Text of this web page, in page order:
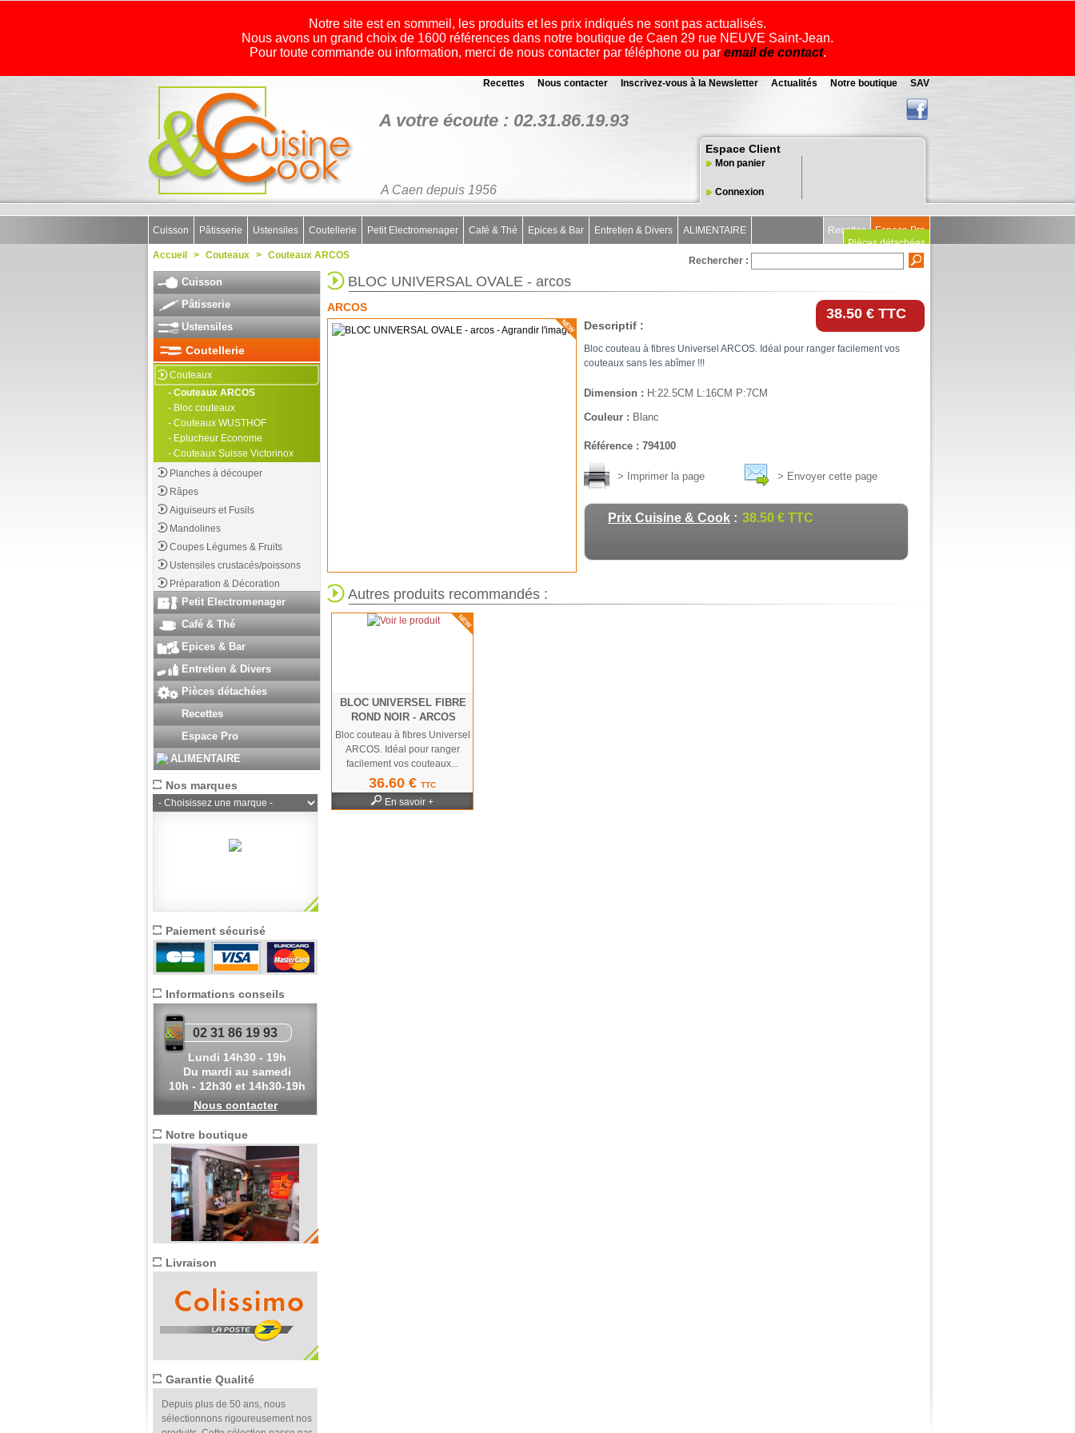
Notre site est en sommeil, les produits et les prix indiqués ne sont pas actualisés.
Nous avons un grand choix de 1600 références dans notre boutique de Caen 29 rue NEUVE Saint-Jean.
Pour toute commande ou information, merci de nous contacter par téléphone ou par email de contact.
Recettes Nous contacter Inscrivez-vous à la Newsletter Actualités Notre boutique SAV
A votre écoute : 02.31.86.19.93
A Caen depuis 1956
Espace Client
Mon panier
Connexion
Cuisson Pâtisserie Ustensiles Coutellerie Petit Electromenager Café & Thé Epices & Bar Entretien & Divers ALIMENTAIRE Espace Pro
Recettes
Pièces détachées
Accueil
> Couteaux > Couteaux ARCOS
Cuisson
Pâtisserie
Ustensiles
Coutellerie
Couteaux
- Couteaux ARCOS
- Bloc couteaux
- Couteaux WUSTHOF
- Eplucheur Econome
- Couteaux Suisse Victorinox
Planches à découper
Râpes
Aiguiseurs et Fusils
Mandolines
Coupes Légumes & Fruits
Ustensiles crustacés/poissons
Préparation & Décoration
Petit Electromenager
Café & Thé
Epices & Bar
Entretien & Divers
Pièces détachées
Recettes
Espace Pro
ALIMENTAIRE
Nos marques
Paiement sécurisé
Informations conseils
02 31 86 19 93
Lundi 14h30 - 19h
Du mardi au samedi
10h - 12h30 et 14h30-19h
Nous contacter
Notre boutique
Livraison
Garantie Qualité
Depuis plus de 50 ans, nous
sélectionnons rigoureusement nos
Rechercher :
BLOC UNIVERSAL OVALE - arcos
38.50 € TTC
ARCOS
Descriptif :
Bloc couteau à fibres Universel ARCOS. Idéal pour ranger facilement vos
couteaux sans les abîmer !!!
Dimension : H:22.5CM L:16CM P:7CM
Couleur : Blanc
Référence : 794100
> Imprimer la page > Envoyer cette page
Prix Cuisine & Cook : 38.50 € TTC
Autres produits recommandés :
BLOC UNIVERSEL FIBRE
ROND NOIR - ARCOS
Bloc couteau à fibres Universel
ARCOS. Idéal pour ranger
facilement vos couteaux...
36.60 € TTC
En savoir +